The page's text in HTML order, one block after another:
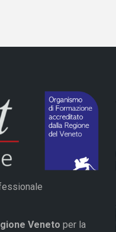
Veneto per la